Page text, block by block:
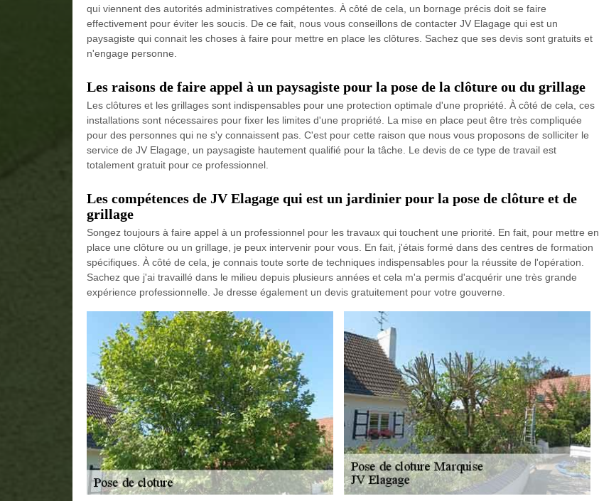
qui viennent des autorités administratives compétentes. À côté de cela, un bornage précis doit se faire
effectivement pour éviter les soucis. De ce fait, nous vous conseillons de contacter JV Elagage qui est un
paysagiste qui connait les choses à faire pour mettre en place les clôtures. Sachez que ses devis sont gratuits et
n'engage personne.
Les raisons de faire appel à un paysagiste pour la pose de la clôture ou du grillage
Les clôtures et les grillages sont indispensables pour une protection optimale d'une propriété. À côté de cela, ces
installations sont nécessaires pour fixer les limites d'une propriété. La mise en place peut être très compliquée
pour des personnes qui ne s'y connaissent pas. C'est pour cette raison que nous vous proposons de solliciter le
service de JV Elagage, un paysagiste hautement qualifié pour la tâche. Le devis de ce type de travail est
totalement gratuit pour ce professionnel.
Les compétences de JV Elagage qui est un jardinier pour la pose de clôture et de
grillage
Songez toujours à faire appel à un professionnel pour les travaux qui touchent une priorité. En fait, pour mettre en
place une clôture ou un grillage, je peux intervenir pour vous. En fait, j'étais formé dans des centres de formation
spécifiques. À côté de cela, je connais toute sorte de techniques indispensables pour la réussite de l'opération.
Sachez que j'ai travaillé dans le milieu depuis plusieurs années et cela m'a permis d'acquérir une très grande
expérience professionnelle. Je dresse également un devis gratuitement pour votre gouverne.